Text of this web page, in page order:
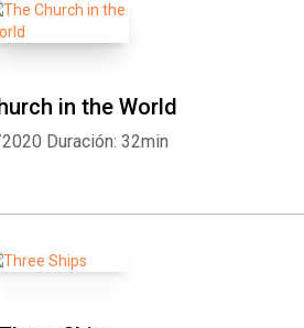
in the World
Duración: 32min